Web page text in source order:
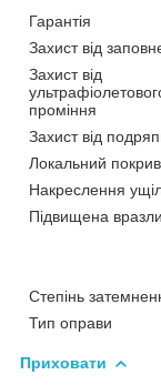
Гарантія
Захист від
Захист від
проміння
Захист від
Локальний покрив
Накреслення
Підвищена
Степінь
Тип оправи
Приховати